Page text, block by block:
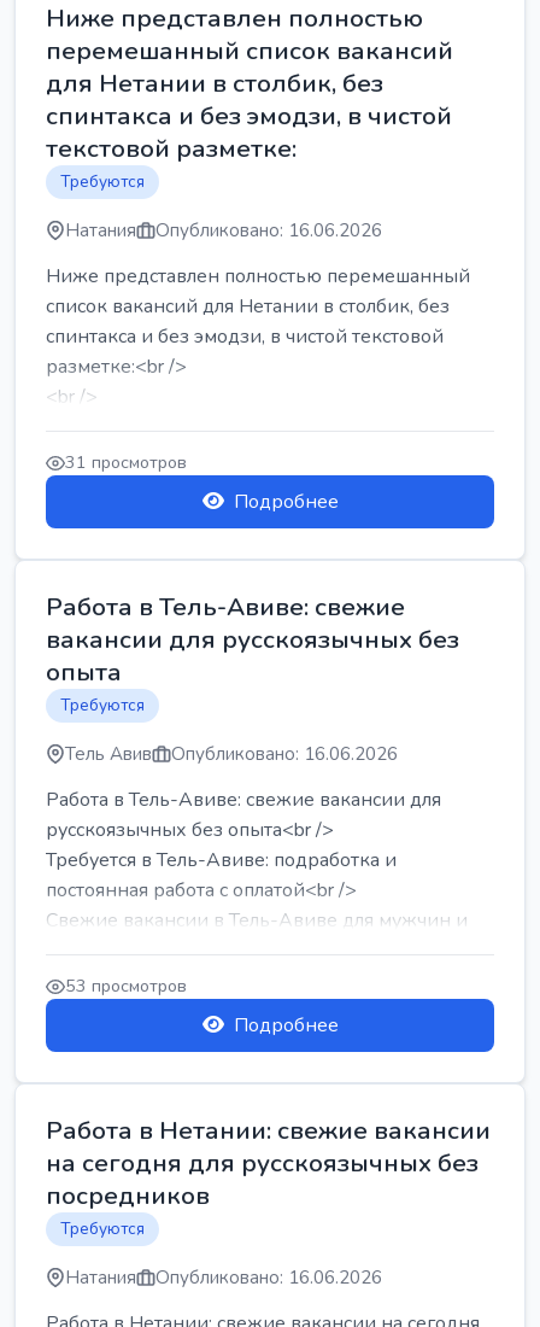
Ниже представлен полностью
перемешанный список вакансий
для Нетании в столбик, без
спинтакса и без эмодзи, в чистой
текстовой разметке:
Требуются
Натания Опубликовано: 16.06.2026
Ниже представлен полностью перемешанный
список вакансий для Нетании в столбик, без
спинтакса и без эмодзи, в чистой текстовой
разметке:<br />
<br />
Работа в Нетании на мебельном производстве:
требу...
31 просмотров
Подробнее
Работа в Тель-Авиве: свежие
вакансии для русскоязычных без
опыта
Требуются
Тель Авив Опубликовано: 16.06.2026
Работа в Тель-Авиве: свежие вакансии для
русскоязычных без опыта<br />
Требуется в Тель-Авиве: подработка и
постоянная работа с оплатой<br />
Свежие вакансии в Тель-Авиве для мужчин и
женщин от хозя...
53 просмотров
Подробнее
Работа в Нетании: свежие вакансии
на сегодня для русскоязычных без
посредников
Требуются
Натания Опубликовано: 16.06.2026